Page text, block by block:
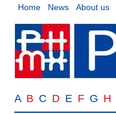
Home News About us
A B C D E F G H